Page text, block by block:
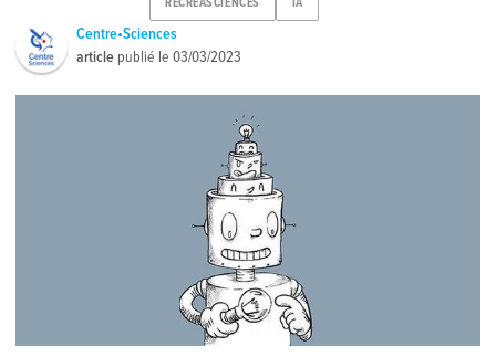
RECREASCIENCES IA
Centre•Sciences
article publié le03/03/2023